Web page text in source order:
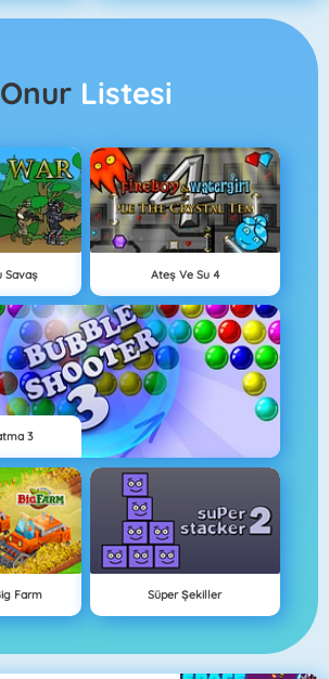
Onur Listesi
Savaş Ateş Ve Su 4
3
Farm Süper Şekiller